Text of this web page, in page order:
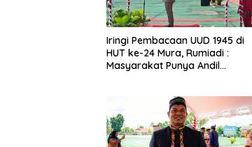
Iringi Pembacaan UUD 1945 di
HUT ke-24 Mura, Rumiadi :
Masyarakat Punya Andil